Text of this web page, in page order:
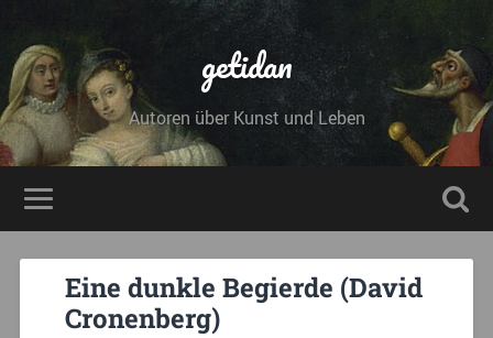
getidan
Autoren über Kunst und Leben
Eine dunkle Begierde (David
Cronenberg)